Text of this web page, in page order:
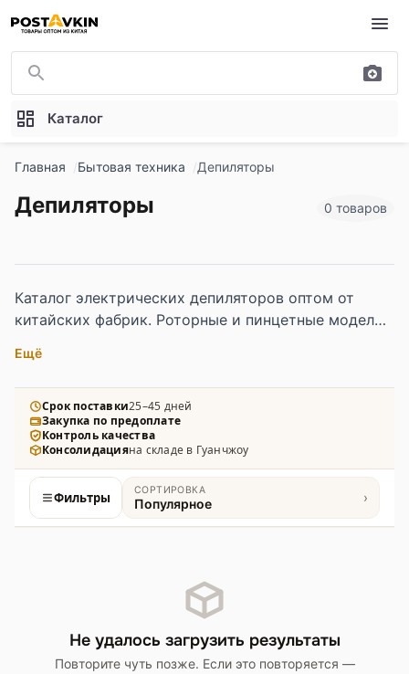
Перейти к основному содержимому
Каталог
Главная Бытовая техника Депиляторы
Депиляторы 0 товаров
Каталог электрических депиляторов оптом от
китайских фабрик. Роторные и пинцетные модели
насадками и функциями нагрева.
Ещё
Срок поставки25–45 дней
Закупка по предоплате
Контроль качества
Консолидацияна складе в Гуанчжоу
Фильтры СОРТИРОВКА
Популярное ›
Не удалось загрузить результаты
Повторите чуть позже. Если это повторяется —